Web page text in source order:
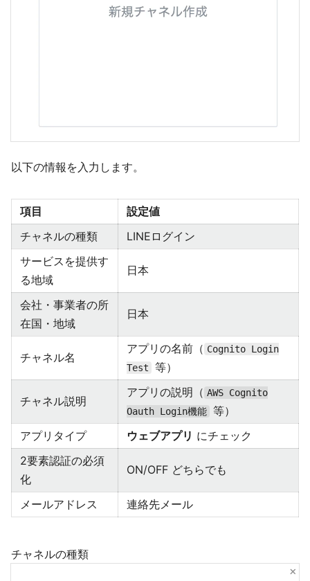
以下の情報を入力します。
項目
設定値
チャネルの種類
LINEログイン
サービスを提供す
る地域
日本
会社・事業者の所
在国・地域
日本
チャネル名
アプリの名前（ Cognito Login
Test
等）
チャネル説明
アプリの説明（ AWS Cognito
Oauth Login機能 等）
アプリタイプ
ウェブアプリ にチェック
2要素認証の必須
化
ON/OFF どちらでも
メールアドレス 連絡先メール
チャネルの種類